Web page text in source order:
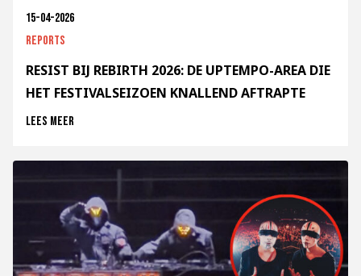
15-04-2026
Reports
RESIST BIJ REBIRTH 2026: DE UPTEMPO-AREA DIE
HET FESTIVALSEIZOEN KNALLEND AFTRAPTE
Lees meer